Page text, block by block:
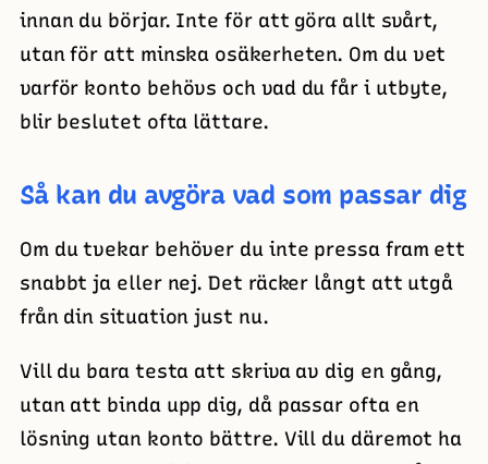
innan du börjar. Inte för att göra allt svårt,
utan för att minska osäkerheten. Om du vet
varför konto behövs och vad du får i utbyte,
blir beslutet ofta lättare.
Så kan du avgöra vad som passar dig
Om du tvekar behöver du inte pressa fram ett
snabbt ja eller nej. Det räcker långt att utgå
från din situation just nu.
Vill du bara testa att skriva av dig en gång,
utan att binda upp dig, då passar ofta en
lösning utan konto bättre. Vill du däremot ha